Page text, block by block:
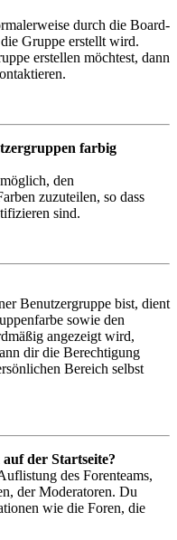
durch die Board-
Gruppe erstellt wird.
erstellen möchtest, dann
farbig
den
zuzuteilen, so dass
sind.
Benutzergruppe bist, dient
sowie den
angezeigt wird,
dir die Berechtigung
Bereich selbst
der Startseite?
des Forenteams,
der Moderatoren. Du
wie die Foren, die